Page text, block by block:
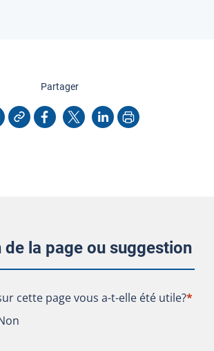
Partagercette page
Copier l'adresse
Facebook
X LinkedInImprimer
de la page ou suggestion
cette page vous a-t-elle été utile?
cette page vous a-t-elle été utile?*